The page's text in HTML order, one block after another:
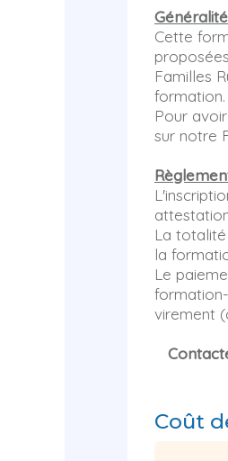
Cette
Familles
formation.
Pour
sur notre
La
la
Le
virement
Coût